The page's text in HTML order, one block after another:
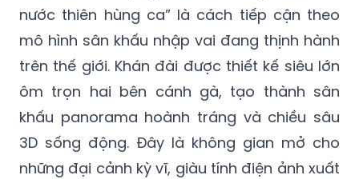
nước thiên hùng ca” là cách tiếp cận theo
mô hình sân khấu nhập vai đang thịnh hành
trên thế giới. Khán đài được thiết kế siêu lớn
ôm trọn hai bên cánh gà, tạo thành sân
khấu panorama hoành tráng và chiều sâu
3D sống động. Đây là không gian mở cho
những đại cảnh kỳ vĩ, giàu tính điện ảnh xuất